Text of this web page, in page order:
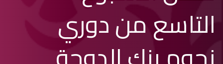
التاسع من دوري